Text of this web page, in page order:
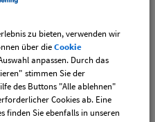
Kalenderdatei
Kalenderdatei
zu bieten, verwenden wir
über dieCookie
anpassen. Durch das
stimmen Sie der
des Buttons "Alle ablehnen"
Cookies ab. Eine
finden Sie ebenfalls in unseren